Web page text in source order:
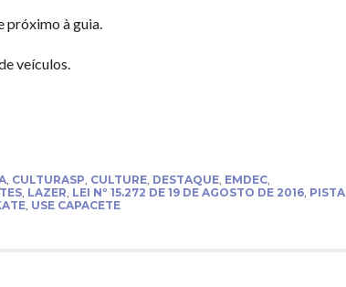
próximo à guia.
veículos.
, CULTURASP CULTURE, DESTAQUE, EMDEC,
, LAZER LEI Nº 15.272 DE 19 DE AGOSTO DE 2016, PISTA
, USE CAPACETE